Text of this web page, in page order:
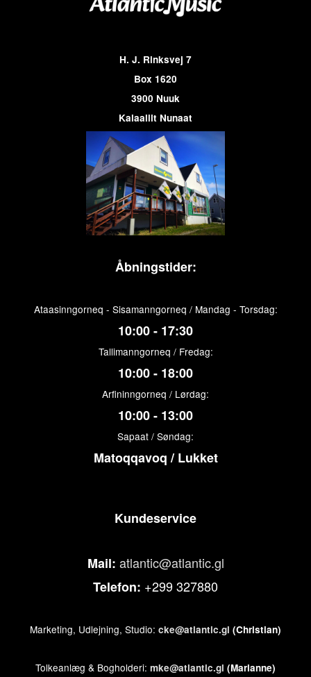
H. J. Rinksvej 7
Box 1620
3900 Nuuk
Kalaallit Nunaat
Åbningstider:
Ataasinngorneq - Sisamanngorneq / Mandag - Torsdag:
10:00 - 17:30
Tallimanngorneq / Fredag:
10:00 - 18:00
Arfininngorneq / Lørdag:
10:00 - 13:00
Sapaat / Søndag:
Matoqqavoq / Lukket
Kundeservice
Mail: atlantic@atlantic.gl
Telefon: +299 327880
Marketing, Udlejning, Studio: cke@atlantic.gl (Christian)
Tolkeanlæg & Bogholderi: mke@atlantic.gl (Marianne)